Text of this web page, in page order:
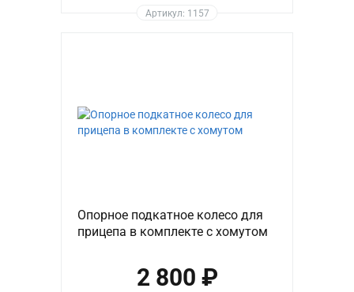
Артикул: 1157
Опорное подкатное колесо для
прицепа в комплекте с хомутом
2 800 ₽